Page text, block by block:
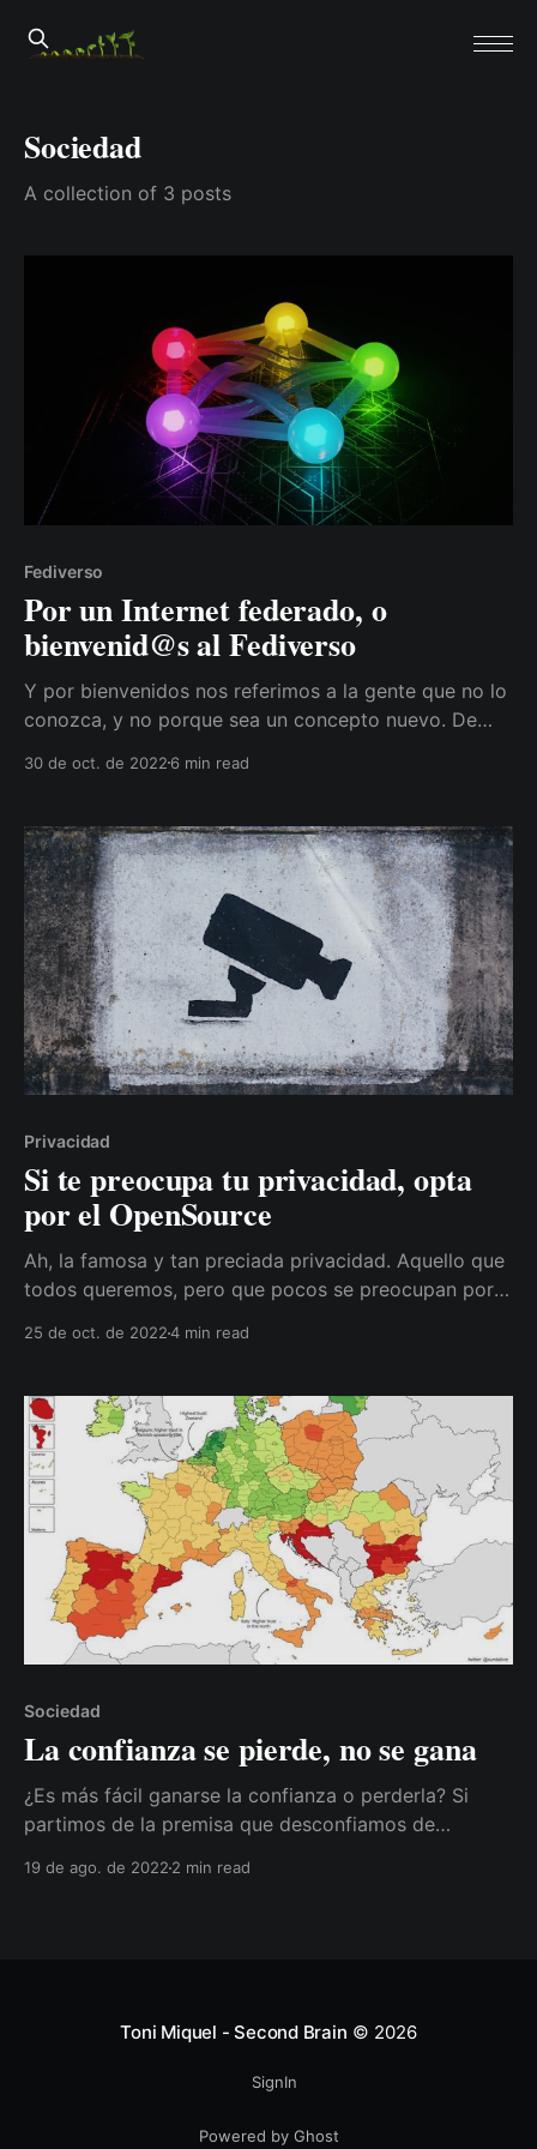
Sociedad
A collection of 3 posts
Fediverso
Por un Internet federado, o
bienvenid@s al Fediverso
Y por bienvenidos nos referimos a la gente que no lo
conozca, y no porque sea un concepto nuevo. De
atrevo a decir que no tardaremos en empezar (o
30 de oct. de 2022 6 min read
Privacidad
Si te preocupa tu privacidad, opta
por el OpenSource
Ah, la famosa y tan preciada privacidad. Aquello que
todos queremos, pero que pocos se preocupan por
las
25 de oct. de 20224 min read
Sociedad
La confianza se pierde, no se gana
¿Es más fácil ganarse la confianza o perderla? Si
partimos de la premisa que desconfiamos de
personas confíen en nosotros?
19 de ago. de 2022 2 min read
Toni Miquel - Second Brain © 2026
SignIn
Powered by Ghost